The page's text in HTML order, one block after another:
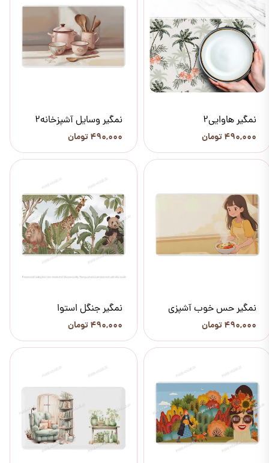
نمگیر هاوایی2
۴۹۰,۰۰۰ تومان
نمگیر وسایل آشپزخانه2
۴۹۰,۰۰۰ تومان
نمگیر حس خوب آشپزی
۴۹۰,۰۰۰ تومان
نمگیر جنگل استوا
۴۹۰,۰۰۰ تومان